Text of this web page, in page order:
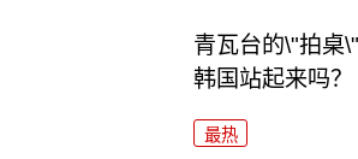
青瓦台的\"拍桌
韩国站起来吗？
最热